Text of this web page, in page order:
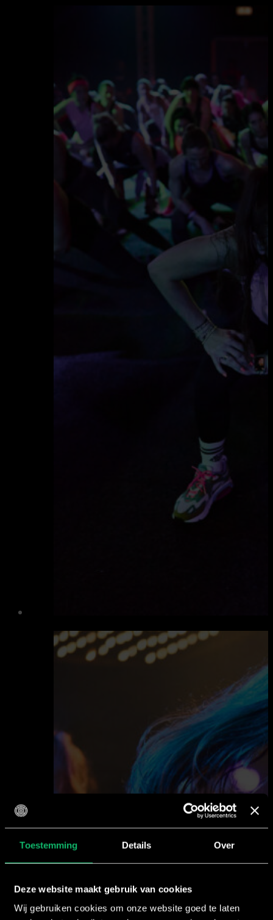
Toestemming Details Over
Deze website maakt gebruik van cookies
Wij gebruiken cookies om onze website goed te laten